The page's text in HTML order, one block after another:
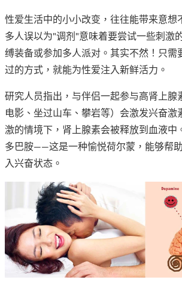
性爱生活中的小小改变，往往能带来意想
多人误以为"调剂"意味着要尝试一些刺激
缚装备或参加多人派对。其实不然！只需
过的方式，就能为性爱注入新鲜活力。
研究人员指出，与伴侣一起参与高肾上腺
电影、坐过山车、攀岩等）会激发兴奋激
激的情境下，肾上腺素会被释放到血液中
多巴胺——这是一种愉悦荷尔蒙，能够帮
入兴奋状态。